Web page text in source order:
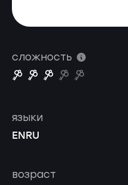
сложность
языки
ENRU
возраст